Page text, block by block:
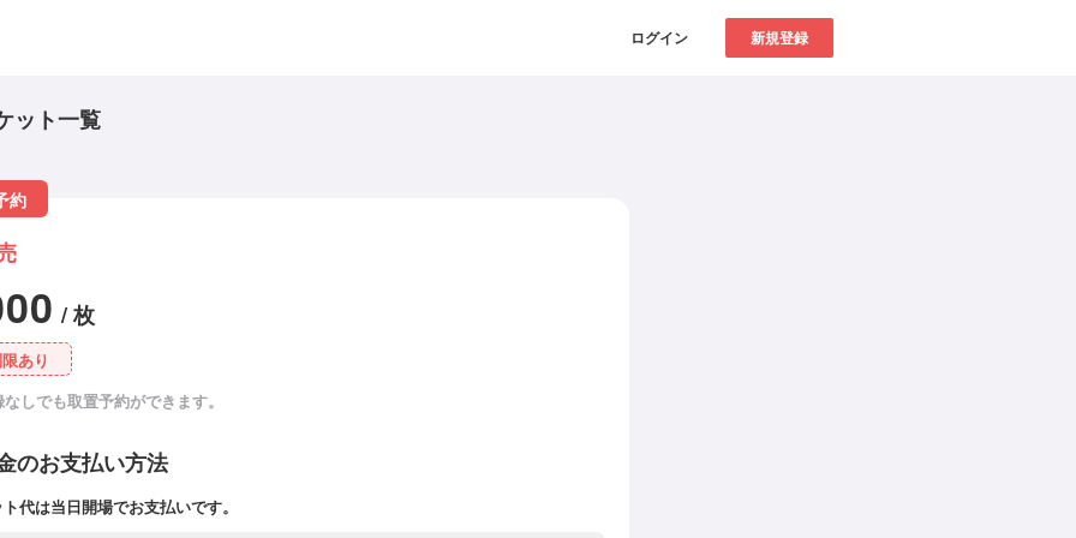
ログイン 新規登録
ット一覧
約
/ 枚
あり
しでも取置予約ができます。
のお支払い方法
代は当日開場でお支払いです。